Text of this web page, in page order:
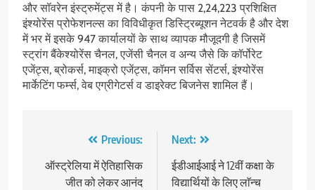
और सॉवरेन इंस्‍ट्रुमेंट्स में है। कंपनी के पास 2,24,223 प्रशिक्षित
इंश्‍योरेंस प्रोफेशनल्‍स का विविधीकृत डिस्ट्रिब्‍यूशन नेटवर्क है और देश
में भर में इसके 947 कार्यालयों के साथ व्‍यापक मौजूदगी है जिसमें
स्‍ट्रांग बैंकेश्‍योरेंस चैनल, एजेंसी चैनल व अन्‍य जैसे कि कॉर्पोरेट
एजेंट्स, ब्रोकर्स, माइक्रो एजेंट्स, कॉमन सर्विस सेंटर्स, इंश्‍योरेंस
मार्केटिंग फर्म्‍स, वेब एग्रीगेटर्स व डाइरेक्‍ट बिजनेस शामिल हैं।
navigation
Previous:
ऑस्ट्रेलिया में ऐतिहासिक
जीत को लेकर आनंद
Next:
ईडीआईआई ने 12वीं कक्षा के
विद्यार्थियों के लिए लाॅन्च